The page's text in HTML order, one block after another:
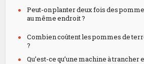
Peut-on planter deux fois des
au même endroit ?
Combien coûtent les pommes de
?
Qu’est-ce qu’une machine à trancher